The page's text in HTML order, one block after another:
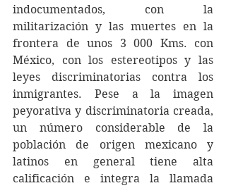
indocumentados, con la
militarización y las muertes en la
frontera de unos 3 000 Kms. con
México, con los estereotipos y las
leyes discriminatorias contra los
inmigrantes. Pese a la imagen
peyorativa y discriminatoria creada,
un número considerable de la
población de origen mexicano y
latinos en general tiene alta
calificación e integra la llamada